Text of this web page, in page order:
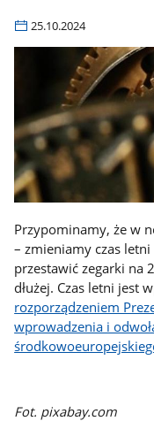
25.10.2024
Przypominamy, że w
– zmieniamy czas
przestawić zegarki na
dłużej. Czas letni jest
rozporządzeniem
wprowadzenia i
Fot. pixabay.com